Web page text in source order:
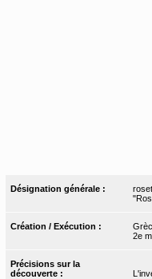
Désignation générale :
Création / Exécution :
2e
Précisions sur la
découverte :